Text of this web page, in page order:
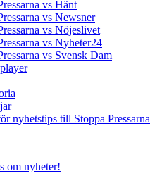
vs Hänt
vs Newsner
vs Nöjeslivet
vs Nyheter24
vs Svensk Dam
nyhetstips till Stoppa Pressarna
om nyheter!